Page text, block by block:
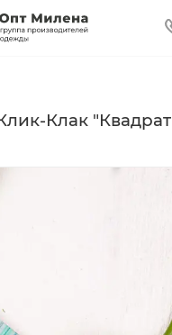
Клак "Квадрат